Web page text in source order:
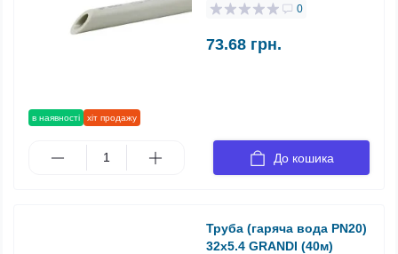
в наявності хіт продажу
0
73.68 грн.
До кошика
Труба (гаряча вода PN20)
32х5.4 GRANDI (40м)